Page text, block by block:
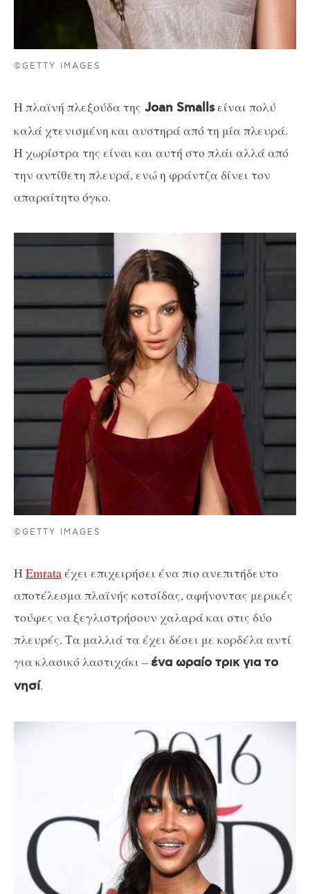
©GETTY IMAGES
Η πλαϊνή πλεξούδα της Joan Smallsείναι πολύ
καλά χτενισμένη και αυστηρά από τη μία πλευρά.
Η χωρίστρα της είναι και αυτή στο πλάι αλλά από
την αντίθετη πλευρά, ενώ η φράντζα δίνει τον
απαραίτητο όγκο.
©GETTY IMAGES
Η Emrataέχει επιχειρήσει ένα πιο ανεπιτήδευτο
αποτέλεσμα πλαϊνής κοτσίδας, αφήνοντας μερικές
τούφες να ξεγλιστρήσουν χαλαρά και στις δύο
πλευρές. Τα μαλλιά τα έχει δέσει με κορδέλα αντί
για κλασικό λαστιχάκι – ένα ωραίο τρικ για το
νησί.